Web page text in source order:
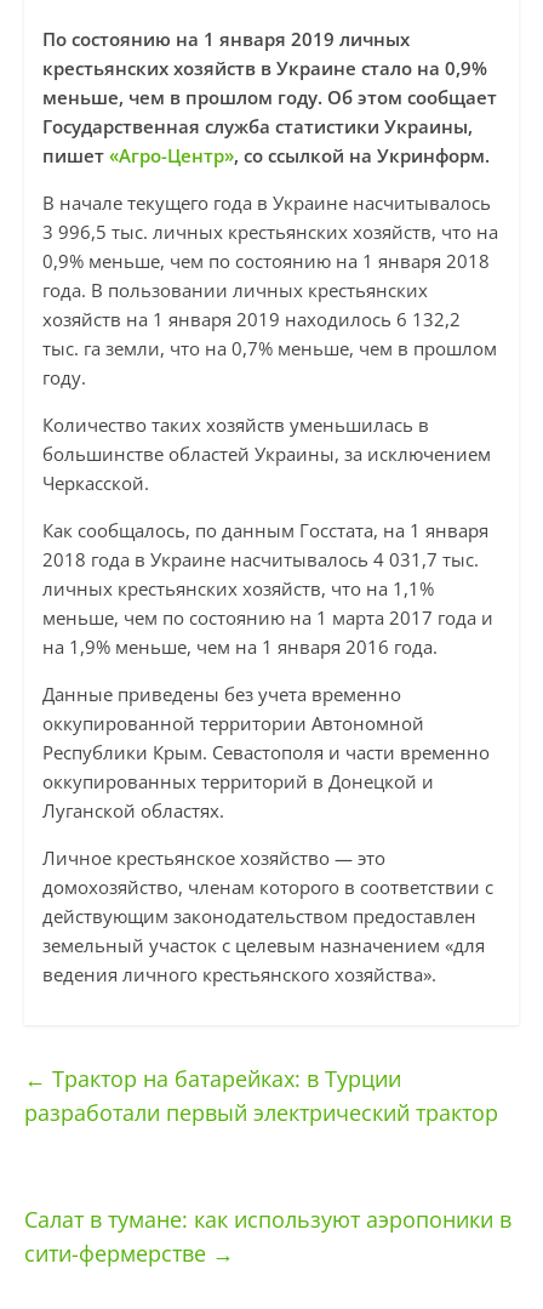
По состоянию на 1 января 2019 личных
крестьянских хозяйств в Украине стало на 0,9%
меньше, чем в прошлом году. Об этом сообщает
Государственная служба статистики Украины,
пишет «Агро-Центр», со ссылкой на Укринформ.
В начале текущего года в Украине насчитывалось
3 996,5 тыс. личных крестьянских хозяйств, что на
0,9% меньше, чем по состоянию на 1 января 2018
года. В пользовании личных крестьянских
хозяйств на 1 января 2019 находилось 6 132,2
тыс. га земли, что на 0,7% меньше, чем в прошлом
году.
Количество таких хозяйств уменьшилась в
большинстве областей Украины, за исключением
Черкасской.
Как сообщалось, по данным Госстата, на 1 января
2018 года в Украине насчитывалось 4 031,7 тыс.
личных крестьянских хозяйств, что на 1,1%
меньше, чем по состоянию на 1 марта 2017 года и
на 1,9% меньше, чем на 1 января 2016 года.
Данные приведены без учета временно
оккупированной территории Автономной
Республики Крым. Севастополя и части временно
оккупированных территорий в Донецкой и
Луганской областях.
Личное крестьянское хозяйство — это
домохозяйство, членам которого в соответствии с
действующим законодательством предоставлен
земельный участок с целевым назначением «для
ведения личного крестьянского хозяйства».
← Трактор на батарейках: в Турции
разработали первый электрический трактор
Салат в тумане: как используют аэропоники в
сити-фермерстве →